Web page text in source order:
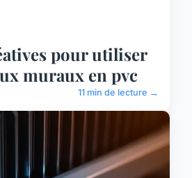
pour utiliser
muraux en pvc
11 min de lecture →